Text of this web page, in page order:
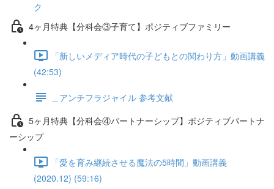
ク
4ヶ月特典【分科会③子育て】ポジティブファミリー
「新しいメディア時代の子どもとの関わり方」動画講義
(42:53)
＿アンチフラジャイル 参考文献
5ヶ月特典【分科会④パートナーシップ】ポジティブパートナ
ーシップ
「愛を育み継続させる魔法の5時間」動画講義
(2020.12) (59:16)